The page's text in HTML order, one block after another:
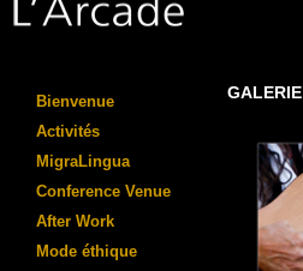
Bienvenue
Activités
MigraLingua
Conference Venue
After Work
Mode éthique
GALERIE